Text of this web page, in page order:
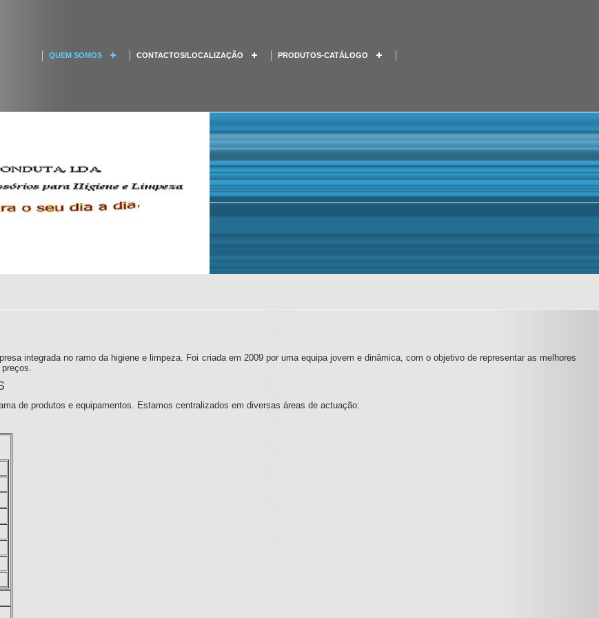
QUEM SOMOS CONTACTOS/LOCALIZAÇÃO PRODUTOS-CATÁLOGO
integrada no ramo da higiene e limpeza. Foi criada em 2009 por uma equipa jovem e dinâmica, com o objetivo de representar as melhores
de produtos e equipamentos. Estamos centralizados em diversas áreas de actuação: